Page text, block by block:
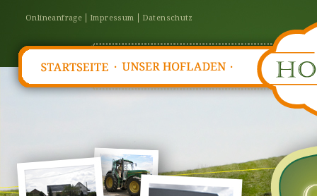
Onlineanfrage Impressum Datenschutz